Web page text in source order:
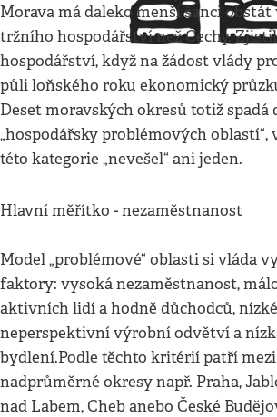
Morava má daleko menší šanci
tržního hospodářství než Čechy.
hospodářství, když na žádost vlády
půli loňského roku ekonomický
Deset moravských okresů totiž spadá
„hospodářsky problémových oblastí“,
této kategorie „nevešel“ ani jeden.
Hlavní měřítko - nezaměstnanost
Model „problémové“ oblasti si vláda
faktory: vysoká nezaměstnanost,
aktivních lidí a hodně důchodců,
neperspektivní výrobní odvětví a
bydlení.Podle těchto kritérií patří
nadprůměrné okresy např. Praha,
nad Labem, Cheb anebo České